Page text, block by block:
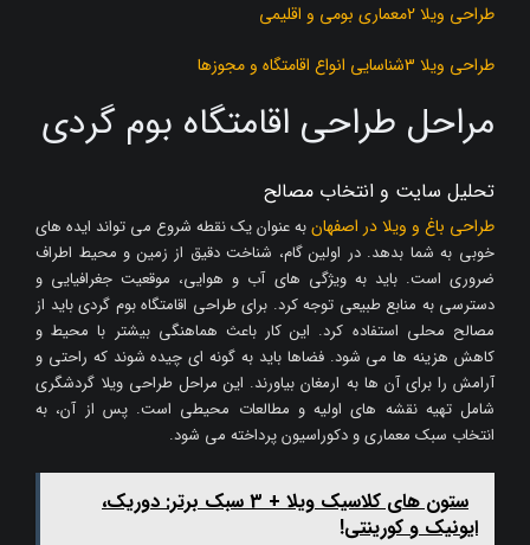
طراحی ویلا 2معماری بومی و اقلیمی
طراحی ویلا 3شناسایی انواع اقامتگاه و مجوزها
مراحل طراحی اقامتگاه بوم گردی
تحلیل سایت و انتخاب مصالح
طراحی باغ و ویلا در اصفهانبه عنوان یک نقطه شروع می تواند ایده های
خوبی به شما بدهد. در اولین گام، شناخت دقیق از زمین و محیط اطراف
ضروری است. باید به ویژگی های آب و هوایی، موقعیت جغرافیایی و
دسترسی به منابع طبیعی توجه کرد. برای طراحی اقامتگاه بوم گردی باید از
مصالح محلی استفاده کرد. این کار باعث هماهنگی بیشتر با محیط و
کاهش هزینه ها می شود. فضاها باید به گونه ای چیده شوند که راحتی و
آرامش را برای آن ها به ارمغان بیاورند. این مراحل طراحی ویلا گردشگری
شامل تهیه نقشه های اولیه و مطالعات محیطی است. پس از آن، به
انتخاب سبک معماری و دکوراسیون پرداخته می شود.
ستون‌ های کلاسیک ویلا + 3 سبک برتر: دوریک،
ایونیک و کورینتی!